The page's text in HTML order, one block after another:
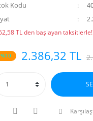
Kodu
TL den başlayan taksitlerle!
%10 2.386,32 TL